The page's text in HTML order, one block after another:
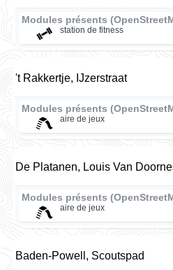
Modules présents
station de fitness
't Rakkertje, IJzerstraat
Modules présents
aire de jeux
De Platanen, Louis Van
Modules présents
aire de jeux
Baden-Powell, Scoutspad